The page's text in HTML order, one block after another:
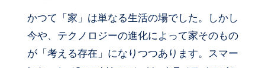
かつて「家」は単なる生活の場でした。しかし
今や、テクノロジーの進化によって家そのもの
が「考える存在」になりつつあります。スマー